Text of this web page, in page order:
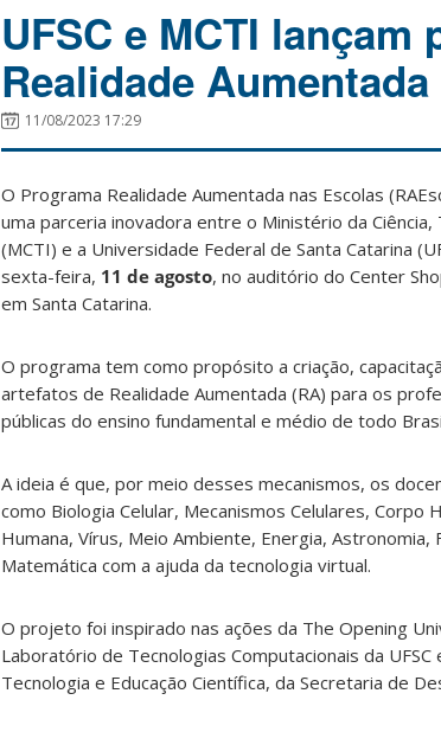
UFSC e MCTI
Realidade
11/08/2023 17:29
O Programa Realidade Aumentada nas Escolas
uma parceria inovadora entre o Ministério da Ciência,
(MCTI) e a Universidade Federal de Santa Catarina
sexta-feira, 11 de agosto, no auditório do Center
em Santa Catarina.
O programa tem como propósito a criação,
artefatos de Realidade Aumentada (RA) para os
públicas do ensino fundamental e médio de todo
A ideia é que, por meio desses mecanismos, os
como Biologia Celular, Mecanismos Celulares, Corpo
Humana, Vírus, Meio Ambiente, Energia, Astronomia,
Matemática com a ajuda da tecnologia virtual.
O projeto foi inspirado nas ações da The Opening
Laboratório de Tecnologias Computacionais da
Tecnologia e Educação Científica, da Secretaria de